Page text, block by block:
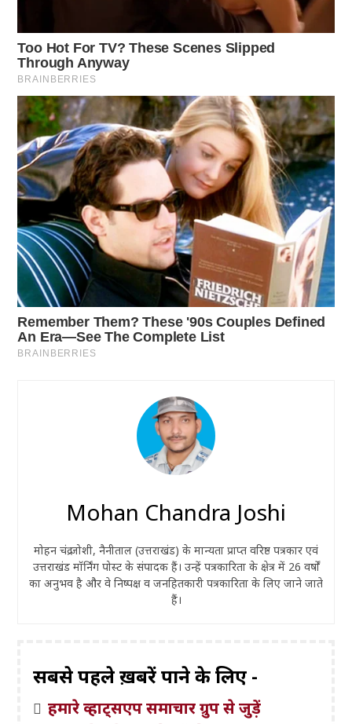
Mohan Chandra Joshi
मोहन चंद्र जोशी, नैनीताल (उत्तराखंड) के मान्यता प्राप्त वरिष्ठ पत्रकार एवं
उत्तराखंड मॉर्निंग पोस्ट के संपादक हैं। उन्हें पत्रकारिता के क्षेत्र में 26 वर्षों
का अनुभव है और वे निष्पक्ष व जनहितकारी पत्रकारिता के लिए जाने जाते
हैं।
सबसे पहले ख़बरें पाने के लिए -
हमारे व्हाट्सएप समाचार ग्रुप से जुड़ें